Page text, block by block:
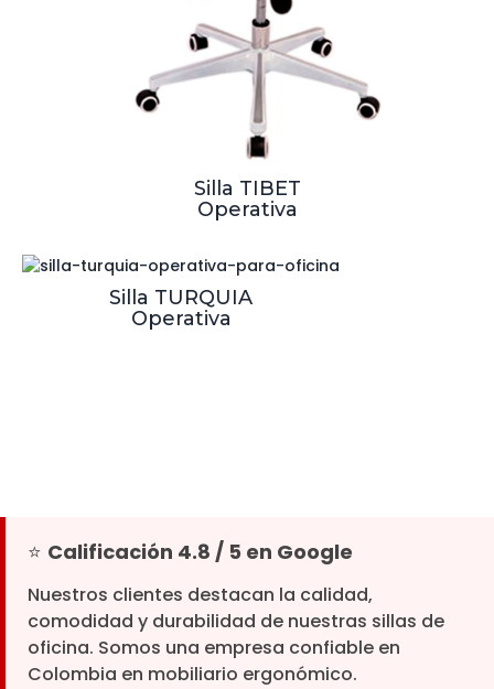
Silla TIBET
Operativa
Silla TURQUIA
Operativa
⭐ Calificación 4.8 / 5 en Google
Nuestros clientes destacan la calidad,
comodidad y durabilidad de nuestras sillas de
oficina. Somos una empresa confiable en
Colombia en mobiliario ergonómico.